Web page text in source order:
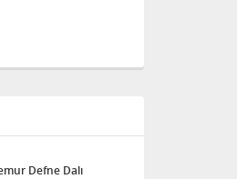
Defne Dalı